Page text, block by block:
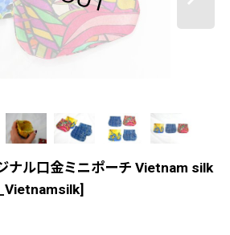
ナル口金ミニポーチ Vietnam silk
]